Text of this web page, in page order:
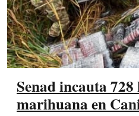
Senad incauta
marihuana en